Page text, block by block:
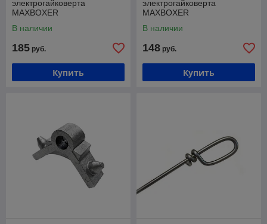
электрогайковерта
MAXBOXER
В наличии
185 руб.
Купить
электрогайковерта
MAXBOXER
В наличии
148 руб.
Купить